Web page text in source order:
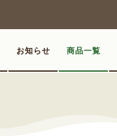
お知らせ 商品一覧